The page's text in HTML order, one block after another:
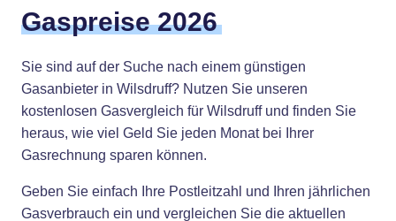
Gaspreise 2026
Sie sind auf der Suche nach einem günstigen
Gasanbieter in Wilsdruff? Nutzen Sie unseren
kostenlosen Gasvergleich für Wilsdruff und finden Sie
heraus, wie viel Geld Sie jeden Monat bei Ihrer
Gasrechnung sparen können.
Geben Sie einfach Ihre Postleitzahl und Ihren jährlichen
Gasverbrauch ein und vergleichen Sie die aktuellen